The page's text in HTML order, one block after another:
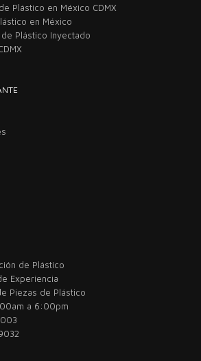
Plástico en México CDMX
en México
Plástico Inyectado
de Plástico
Experiencia
Piezas de Plástico
a 6:00pm